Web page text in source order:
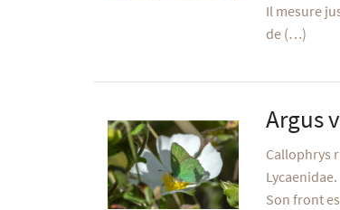
Il mesure
de (…)
Argus
Callophrys
Lycaenidae.
Son front